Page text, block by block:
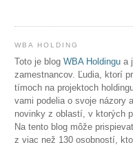
WBA HOLDING
Toto je blog WBA Holdingu a
zamestnancov. Ľudia, ktorí
tímoch na projektoch
vami podelia o svoje názory
novinky z oblastí, v ktorých
Na tento blog môže
z viac než 130 osobností,